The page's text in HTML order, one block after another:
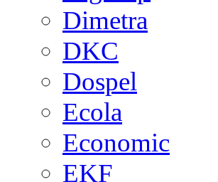
Dimetra
DKC
Dospel
Ecola
Economic
EKF